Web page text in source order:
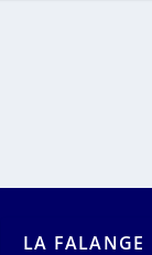
LA FALANGE